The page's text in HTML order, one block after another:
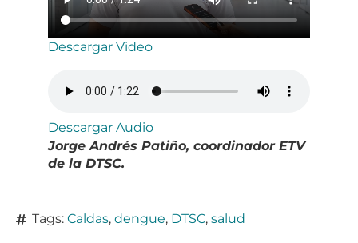
Descargar Video
Descargar Audio
Jorge Andrés Patiño, coordinador ETV
de la DTSC.
Tags: Caldas, dengue, DTSC, salud